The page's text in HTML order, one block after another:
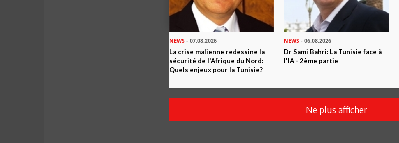
NEWS - 07.08.2026
La crise malienne redessine la
sécurité de l'Afrique du Nord:
Quels enjeux pour la Tunisie?
NEWS - 06.08.2026
Dr Sami Bahri: La Tunisie face à
l'IA - 2ème partie
Ne plus afficher